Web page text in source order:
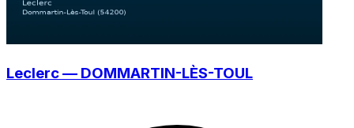
Leclerc — DOMMARTIN-LÈS-TOUL